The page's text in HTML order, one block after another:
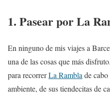
1. Pasear por La
En ninguno de mis viajes a
una de las cosas que más
para recorrerLa Rambla de
ambiente, de sus tiendecitas de